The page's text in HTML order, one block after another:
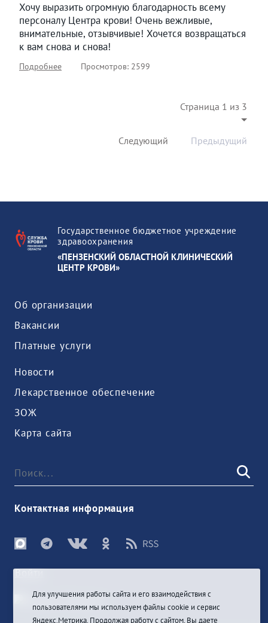
Хочу выразить огромную благодарность всему
персоналу Центра крови! Очень вежливые,
внимательные, отзывчивые! Хочется возвращаться
к вам снова и снова!
Подробнее Просмотров: 2599
Страница 1 из 3
Предыдущий
Следующий
Государственное бюджетное учреждение
здравоохранения
«ПЕНЗЕНСКИЙ ОБЛАСТНОЙ КЛИНИЧЕСКИЙ
ЦЕНТР КРОВИ»
Об организации
Вакансии
Платные услуги
Новости
Лекарственное обеспечение
ЗОЖ
Карта сайта
Контактная информация
Войти
Для улучшения работы сайта и его взаимодействия с
пользователями мы используем файлы cookie и сервис
Яндекс.Метрика. Продолжая работу с сайтом, Вы даете